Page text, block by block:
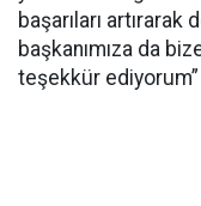
başarıları
başkanımıza da
teşekkür